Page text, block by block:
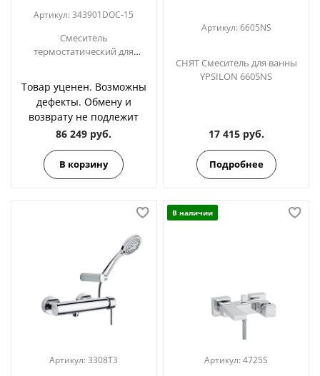
Артикул:343901DOC-15
Смеситель
термостатический для
343901DOC-15 золото
Товар уценен. Возможны
дефекты. Обмену и
возврату не подлежит
86 249 руб.
В корзину
Артикул: 6605NS
СНЯТ Смеситель для ванны
YPSILON 6605NS
17 415 руб.
Подробнее
Артикул:3308T3
В наличии
Артикул:4725S